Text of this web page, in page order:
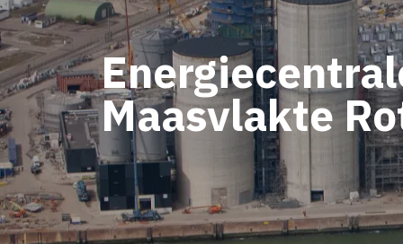
Maasvlakte